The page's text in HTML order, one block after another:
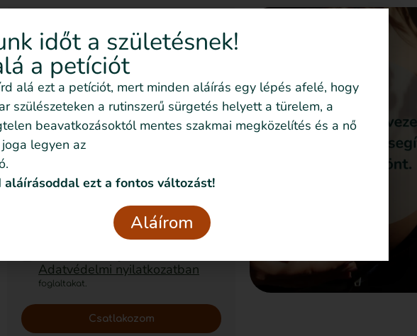
Szeretném nyomon
követni az
eseményeket emailben
is
Feliratkozom!
Szeretném nyomon követni az
Szeretném elmesélni a saját
Adatvédelmi nyilatkozatban
foglaltakat.
Csatlakozom
időt a születésnek!
a petíciót
alá ezt a petíciót, mert minden aláírás egy lépés afelé, hogy
szülészeteken a rutinszerű sürgetés helyett a türelem, a
beavatkozásoktól mentes szakmai megközelítés és a nő
legyen az
aláírásoddal ezt a fontos változást!
Aláírom